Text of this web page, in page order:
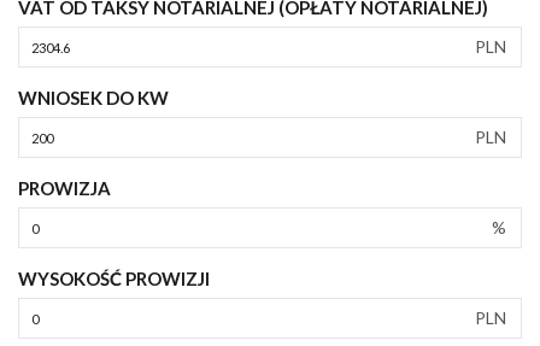
VAT OD TAKSY NOTARIALNEJ (OPŁATY NOTARIALNEJ)
PLN
WNIOSEK DO KW
PLN
PROWIZJA
%
WYSOKOŚĆ PROWIZJI
PLN